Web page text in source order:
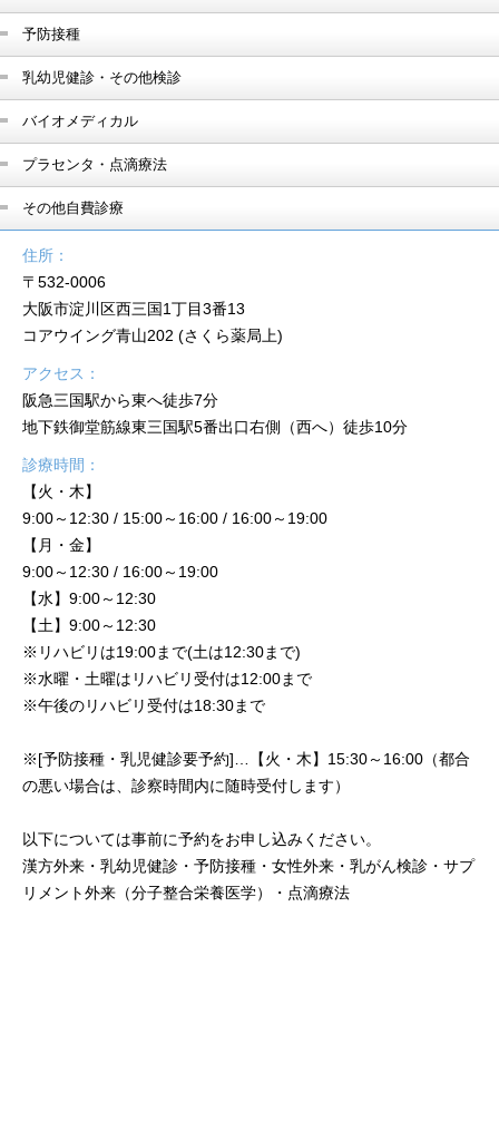
予防接種
乳幼児健診・その他検診
バイオメディカル
プラセンタ・点滴療法
その他自費診療
住所：
〒532-0006
大阪市淀川区西三国1丁目3番13
コアウイング青山202 (さくら薬局上)
アクセス：
阪急三国駅から東へ徒歩7分
地下鉄御堂筋線東三国駅5番出口右側（西へ）徒歩10分
診療時間：
【火・木】
9:00～12:30 / 15:00～16:00 / 16:00～19:00
【月・金】
9:00～12:30 / 16:00～19:00
【水】9:00～12:30
【土】9:00～12:30
※リハビリは19:00まで(土は12:30まで)
※水曜・土曜はリハビリ受付は12:00まで
※午後のリハビリ受付は18:30まで
※[予防接種・乳児健診要予約]…【火・木】15:30～16:00（都合
の悪い場合は、診察時間内に随時受付します）
以下については事前に予約をお申し込みください。
漢方外来・乳幼児健診・予防接種・女性外来・乳がん検診・サプ
リメント外来（分子整合栄養医学）・点滴療法